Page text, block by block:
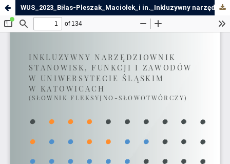
WUS_2023_Biłas-Pleszak_Maciołek_i in._Inkluzywny narzędziownik_EBOOK_metadane_opis.pdf